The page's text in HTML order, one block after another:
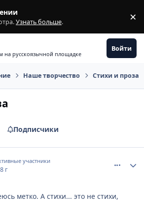
Узнать больше. ×
русскоязычной площадке
Войти
Наше творчество Стихи и проза
Подписчики
участники
г
метко. А стихи... это не стихи,